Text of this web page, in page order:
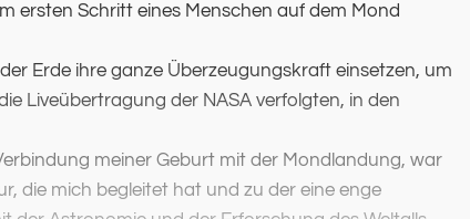
ersten Schritt eines Menschen auf dem Mond
Erde ihre ganze Überzeugungskraft einsetzen, um
Liveübertragung der NASA verfolgten, in den
meiner Geburt mit der Mondlandung, war
die mich begleitet hat und zu der eine enge